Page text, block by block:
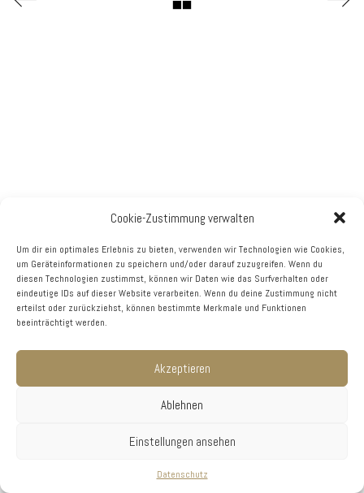
Cookie-Zustimmung verwalten
Um dir ein optimales Erlebnis zu bieten, verwenden wir Technologien wie Cookies,
um Geräteinformationen zu speichern und/oder darauf zuzugreifen. Wenn du
diesen Technologien zustimmst, können wir Daten wie das Surfverhalten oder
eindeutige IDs auf dieser Website verarbeiten. Wenn du deine Zustimmung nicht
erteilst oder zurückziehst, können bestimmte Merkmale und Funktionen
beeinträchtigt werden.
Akzeptieren
Ablehnen
Einstellungen ansehen
Datenschutz